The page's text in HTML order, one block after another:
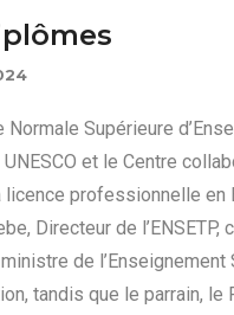
Supérieure
et le Centre
professionnelle en
Directeur de
de
tandis que le parrain,